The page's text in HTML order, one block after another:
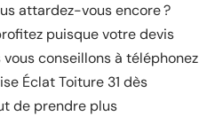
attardez-vous encore ?
puisque votre devis
conseillons à téléphonez
Éclat Toiture 31 dès
de prendre plus